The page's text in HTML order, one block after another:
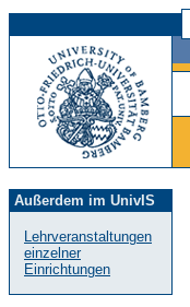
Außerdem im UnivIS
Lehrveranstaltungen
einzelner
Einrichtungen